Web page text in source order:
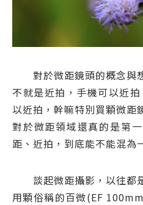
對於微距鏡頭的概念與
不就是近拍，手機可以近
以近拍，幹嘛特別買顆微距
對於微距領域還真的是第
距、近拍，到底能不能混為
談起微距攝影，以往都
用顆俗稱的百微(EF